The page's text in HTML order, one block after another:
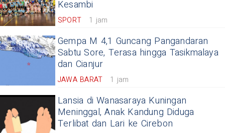
Kesambi
SPORT 1 jam
Gempa M 4,1 Guncang Pangandaran
Sabtu Sore, Terasa hingga Tasikmalaya
dan Cianjur
JAWA BARAT 1 jam
Lansia di Wanasaraya Kuningan
Meninggal, Anak Kandung Diduga
Terlibat dan Lari ke Cirebon